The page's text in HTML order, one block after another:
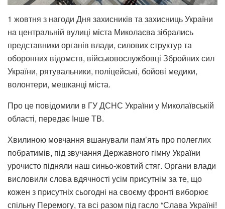
1 жовтня з нагоди Дня захисників та захисниць України
на центральній вулиці міста Миколаєва зібрались
представники органів влади, силових структур та
оборонних відомств, військовослужбовці Збройних сил
України, рятувальники, поліцейські, бойові медики,
волонтери, мешканці міста.
Про це повідомили в ГУ ДСНС України у Миколаївській
області, передає Інше ТВ.
Хвилиною мовчання вшанували пам’ять про полеглих
побратимів, під звучання Державного гімну України
урочисто підняли наш синьо-жовтий стяг. Органи влади
висловили слова вдячності усім присутнім за те, що
кожен з присутніх сьогодні на своєму фронті виборює
спільну Перемогу, та всі разом під гасло “Слава Україні!